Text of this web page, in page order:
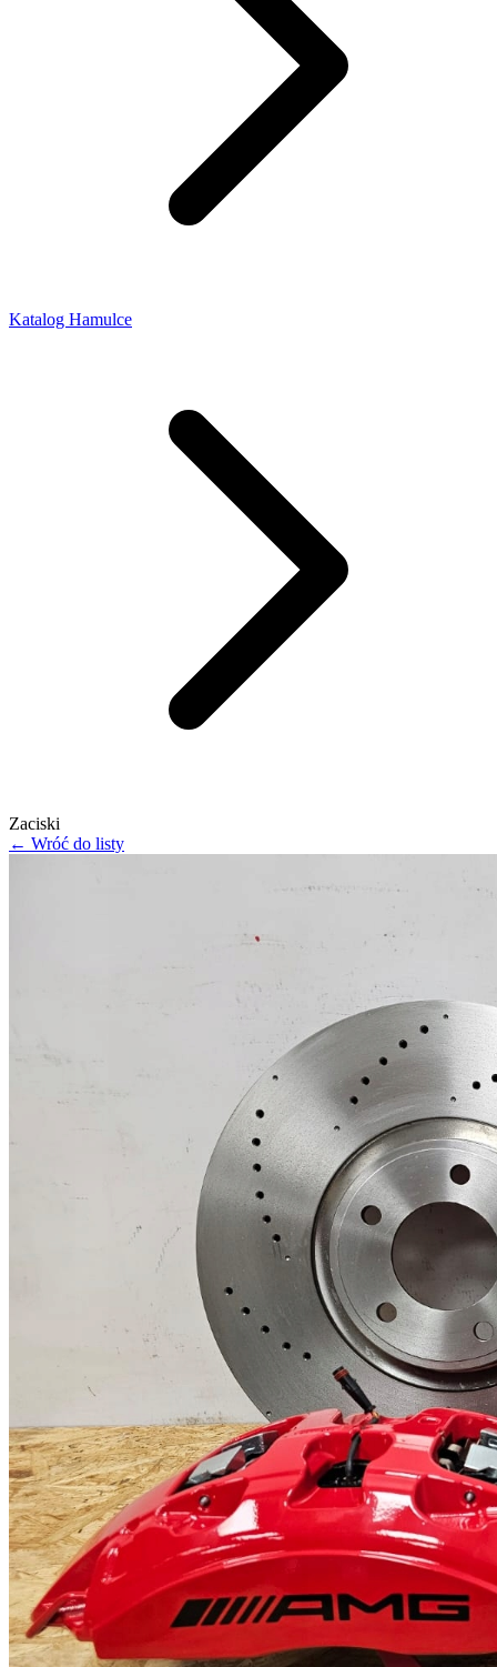
Katalog Hamulce
Zaciski
← Wróć do listy